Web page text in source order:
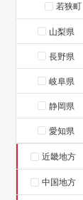
若狭町
山梨県
長野県
岐阜県
静岡県
愛知県
近畿地方
中国地方